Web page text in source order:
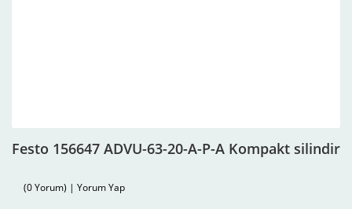
Festo 156647 ADVU-63-20-A-P-A Kompakt silindir
(0 Yorum) | Yorum Yap